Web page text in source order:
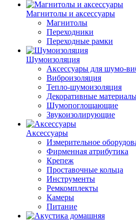
Магнитолы и аксессуары
Магнитолы
Переходники
Переходные рамки
Шумоизоляция
Аксессуары для шумо-
Виброизоляция
Тепло-шумоизоляция
Декоративные
Шумопоглощающие
Звукоизолирующие
Аксессуары
Измерительное
Фирменная атрибутика
Крепеж
Проставочные кольца
Инструменты
Ремкомплекты
Камеры
Питание